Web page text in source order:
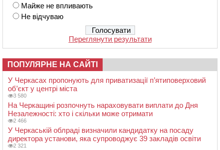
Майже не впливають
Не відчуваю
Переглянути результати
ПОПУЛЯРНЕ НА САЙТІ
У Черкасах пропонують для приватизації п’ятиповерховий
об’єкт у центрі міста
3 580
На Черкащині розпочнуть нараховувати виплати до Дня
Незалежності: хто і скільки може отримати
2 466
У Черкаській облраді визначили кандидатку на посаду
директора установи, яка супроводжує 39 закладів освіти
2 321